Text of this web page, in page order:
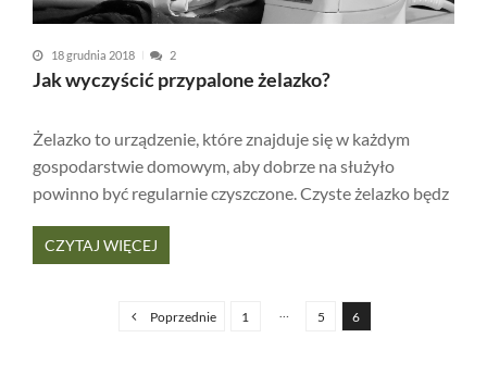
18 grudnia 2018 2
Jak wyczyścić przypalone żelazko?
Żelazko to urządzenie, które znajduje się w każdym
gospodarstwie domowym, aby dobrze na służyło
powinno być regularnie czyszczone. Czyste żelazko będz
CZYTAJ WIĘCEJ
Poprzednie 1 5 6